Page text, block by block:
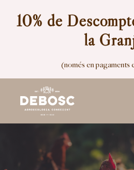
10% de
la
(només en pagaments